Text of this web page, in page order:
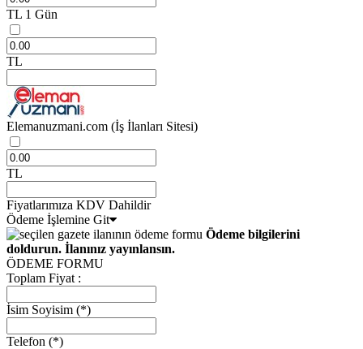
TL 1 Gün
TL
Elemanuzmani.com (İş İlanları Sitesi)
TL
Fiyatlarımıza KDV Dahildir
Ödeme İşlemine Git
Ödeme bilgilerini
doldurun. İlanınız yayınlansın.
ÖDEME FORMU
Toplam Fiyat :
İsim Soyisim (*)
Telefon (*)